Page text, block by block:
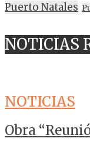
Puerto Natales
NOTICIAS
NOTICIAS
Obra